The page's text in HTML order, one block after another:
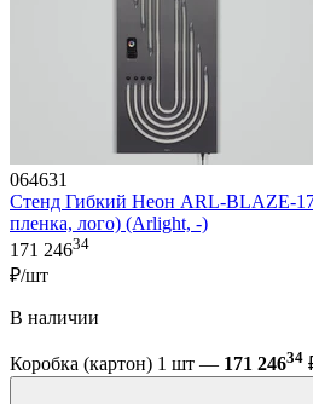
064631
Стенд Гибкий Неон ARL-BLAZE-
пленка, лого) (Arlight, -)
171 24634
₽/шт
В наличии
Коробка (картон) 1 шт — 171 24634